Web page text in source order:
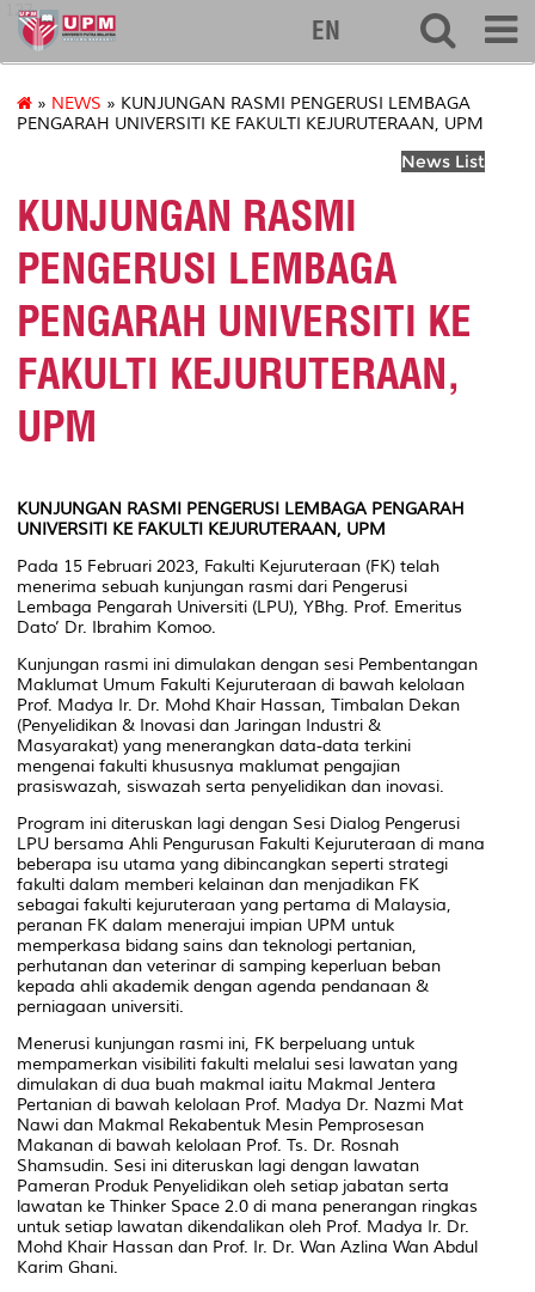
127
EN
» NEWS » KUNJUNGAN RASMI PENGERUSI LEMBAGA
PENGARAH UNIVERSITI KE FAKULTI KEJURUTERAAN, UPM
News List
KUNJUNGAN RASMI
PENGERUSI LEMBAGA
PENGARAH UNIVERSITI KE
FAKULTI KEJURUTERAAN,
UPM
KUNJUNGAN RASMI PENGERUSI LEMBAGA PENGARAH
UNIVERSITI KE FAKULTI KEJURUTERAAN, UPM
Pada 15 Februari 2023, Fakulti Kejuruteraan (FK) telah
menerima sebuah kunjungan rasmi dari Pengerusi
Lembaga Pengarah Universiti (LPU), YBhg. Prof. Emeritus
Dato’ Dr. Ibrahim Komoo.
Kunjungan rasmi ini dimulakan dengan sesi Pembentangan
Maklumat Umum Fakulti Kejuruteraan di bawah kelolaan
Prof. Madya Ir. Dr. Mohd Khair Hassan, Timbalan Dekan
(Penyelidikan & Inovasi dan Jaringan Industri &
Masyarakat) yang menerangkan data-data terkini
mengenai fakulti khususnya maklumat pengajian
prasiswazah, siswazah serta penyelidikan dan inovasi.
Program ini diteruskan lagi dengan Sesi Dialog Pengerusi
LPU bersama Ahli Pengurusan Fakulti Kejuruteraan di mana
beberapa isu utama yang dibincangkan seperti strategi
fakulti dalam memberi kelainan dan menjadikan FK
sebagai fakulti kejuruteraan yang pertama di Malaysia,
peranan FK dalam menerajui impian UPM untuk
memperkasa bidang sains dan teknologi pertanian,
perhutanan dan veterinar di samping keperluan beban
kepada ahli akademik dengan agenda pendanaan &
perniagaan universiti.
Menerusi kunjungan rasmi ini, FK berpeluang untuk
mempamerkan visibiliti fakulti melalui sesi lawatan yang
dimulakan di dua buah makmal iaitu Makmal Jentera
Pertanian di bawah kelolaan Prof. Madya Dr. Nazmi Mat
Nawi dan Makmal Rekabentuk Mesin Pemprosesan
Makanan di bawah kelolaan Prof. Ts. Dr. Rosnah
Shamsudin. Sesi ini diteruskan lagi dengan lawatan
Pameran Produk Penyelidikan oleh setiap jabatan serta
lawatan ke Thinker Space 2.0 di mana penerangan ringkas
untuk setiap lawatan dikendalikan oleh Prof. Madya Ir. Dr.
Mohd Khair Hassan dan Prof. Ir. Dr. Wan Azlina Wan Abdul
Karim Ghani.